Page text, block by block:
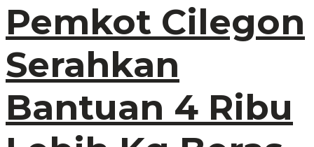
Pemkot Cilegon
Serahkan
Bantuan 4 Ribu